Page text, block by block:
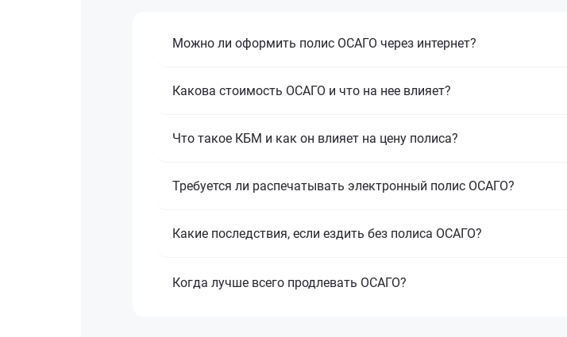
Можно ли оформить полис ОСАГО через интернет?
Какова стоимость ОСАГО и что на нее влияет?
Что такое КБМ и как он влияет на цену полиса?
Требуется ли распечатывать электронный полис ОСАГО?
Какие последствия, если ездить без полиса ОСАГО?
Когда лучше всего продлевать ОСАГО?